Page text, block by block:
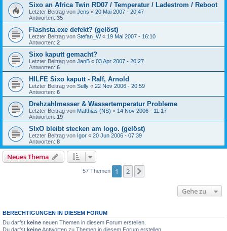
Sixo an Africa Twin RD07 / Temperatur / Ladestrom / Reboot
Letzter Beitrag von Jens « 20 Mai 2007 - 20:47
Antworten: 35
Flashsta.exe defekt? (gelöst)
Letzter Beitrag von Stefan_W« 19 Mai 2007 - 16:10
Antworten: 2
Sixo kaputt gemacht?
Letzter Beitrag von JanB « 03 Apr 2007 - 20:27
Antworten: 6
HILFE Sixo kaputt - Ralf, Arnold
Letzter Beitrag von Sully « 22 Nov 2006 - 20:59
Antworten: 6
Drehzahlmesser & Wassertemperatur Probleme
Letzter Beitrag von Matthias (NS) « 14 Nov 2006 - 11:17
Antworten: 19
SIxO bleibt stecken am logo. (gelöst)
Letzter Beitrag von Igor « 20 Jun 2006 - 07:39
Antworten: 8
Neues Thema
57 Themen 1 2
Gehe zu
BERECHTIGUNGEN IN DIESEM FORUM
Du darfst keine neuen Themen in diesem Forum erstellen.
Du darfst keineAntworten zu Themen in diesem Forum erstellen.